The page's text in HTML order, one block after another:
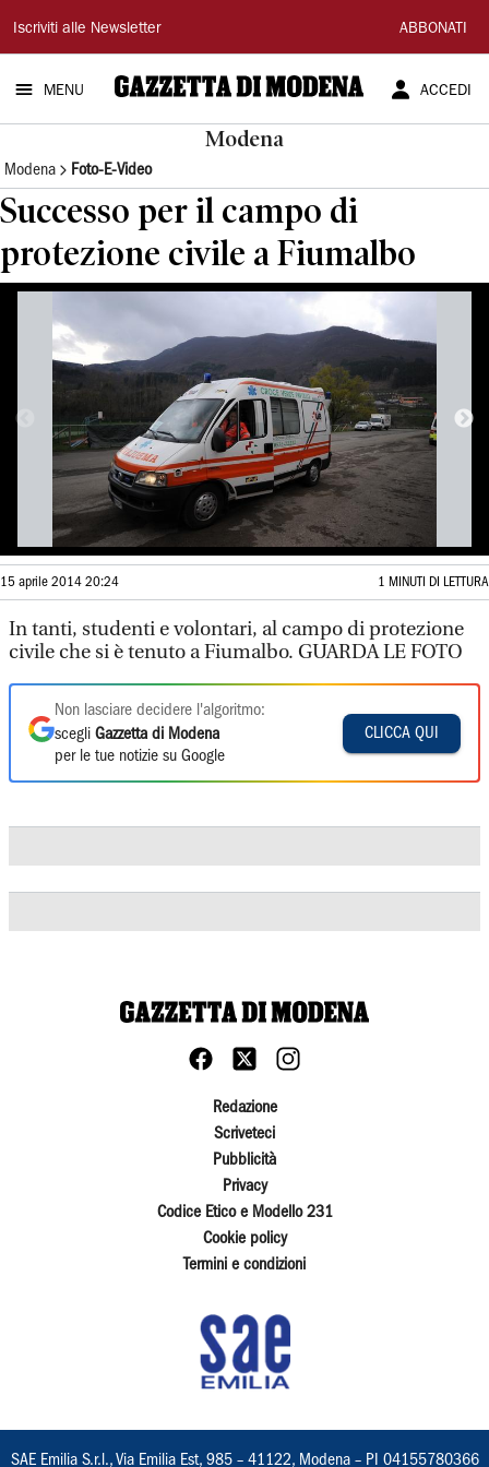
Gazzetta
di
Modena
Iscriviti alle Newsletter ABBONATI
MENU ACCEDI
Modena
Modena Foto-E-Video
Successo per il campo di
protezione civile a Fiumalbo
15 aprile 2014 20:24 1 MINUTI DI LETTURA
In tanti, studenti e volontari, al campo di protezione
civile che si è tenuto a Fiumalbo. GUARDA LE FOTO
Non lasciare decidere l'algoritmo:
scegli Gazzetta di Modena
per le tue notizie su Google
CLICCA QUI
Redazione
Scriveteci
Pubblicità
Privacy
Codice Etico e Modello 231
Cookie policy
Termini e condizioni
SAE Emilia S.r.l., Via Emilia Est, 985 – 41122, Modena – PI 04155780366